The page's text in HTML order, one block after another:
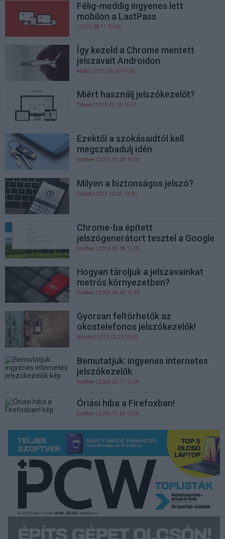
Félig-meddig ingyenes lett
mobilon a LastPass
| 2015.08.11 19:00
Így kezeld a Chrome mentett
jelszavait Androidon
Mobil | 2015.06.30 19:06
Miért használj jelszókezelőt?
Tippek | 2015.02.18 15:07
Ezektől a szokásaidtól kell
megszabadulj idén
Szoftver | 2015.01.08 15:03
Milyen a biztonságos jelszó?
Tippek | 2014.12.04 13:00
Chrome-ba épített
jelszógenerátort tesztel a Google
Szoftver | 2014.09.08 11:05
Hogyan tároljuk a jelszavainkat
metrós környezetben?
Szoftver | 2013.06.04 15:30
Gyorsan feltörhetők az
okostelefonos jelszókezelők!
Közélet | 2012.03.22 13:05
Bemutatjuk: ingyenes internetes
jelszókezelők
Szoftver | 2009.03.17 11:09
Óriási hiba a Firefoxban!
Szoftver | 2006.11.24 10:05